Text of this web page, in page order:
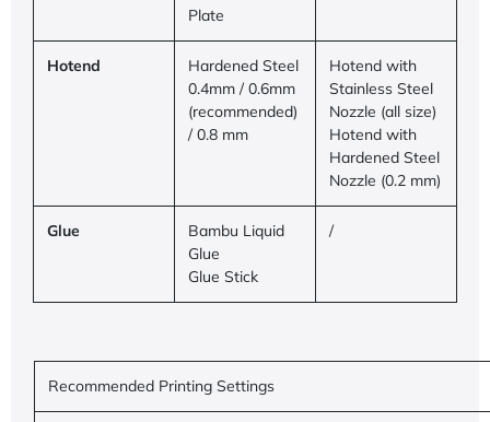
Plate
Hotend
Hardened Steel
0.4mm / 0.6mm
(recommended)
/ 0.8 mm
Hotend with
Stainless Steel
Nozzle (all size)
Hotend with
Hardened Steel
Nozzle (0.2 mm)
Glue
Bambu Liquid
Glue
Glue Stick
/
Recommended Printing Settings